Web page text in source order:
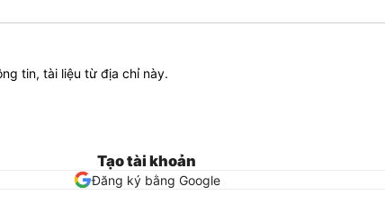
tin, tài liệu từ địa chỉ này.
Tạo tài khoản
Đăng ký bằng Google